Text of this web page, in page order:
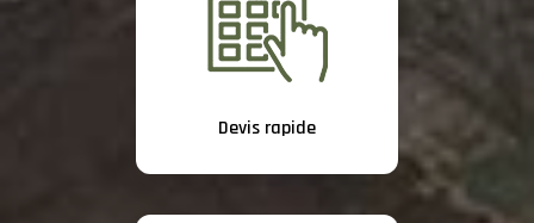
Devis rapide